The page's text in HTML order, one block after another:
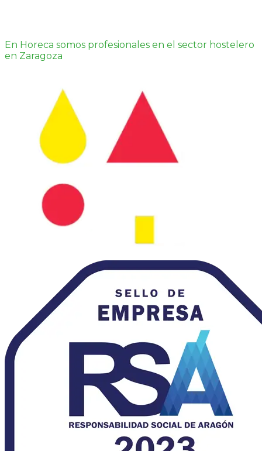
En Horeca somos profesionales en el sector hostelero
en Zaragoza